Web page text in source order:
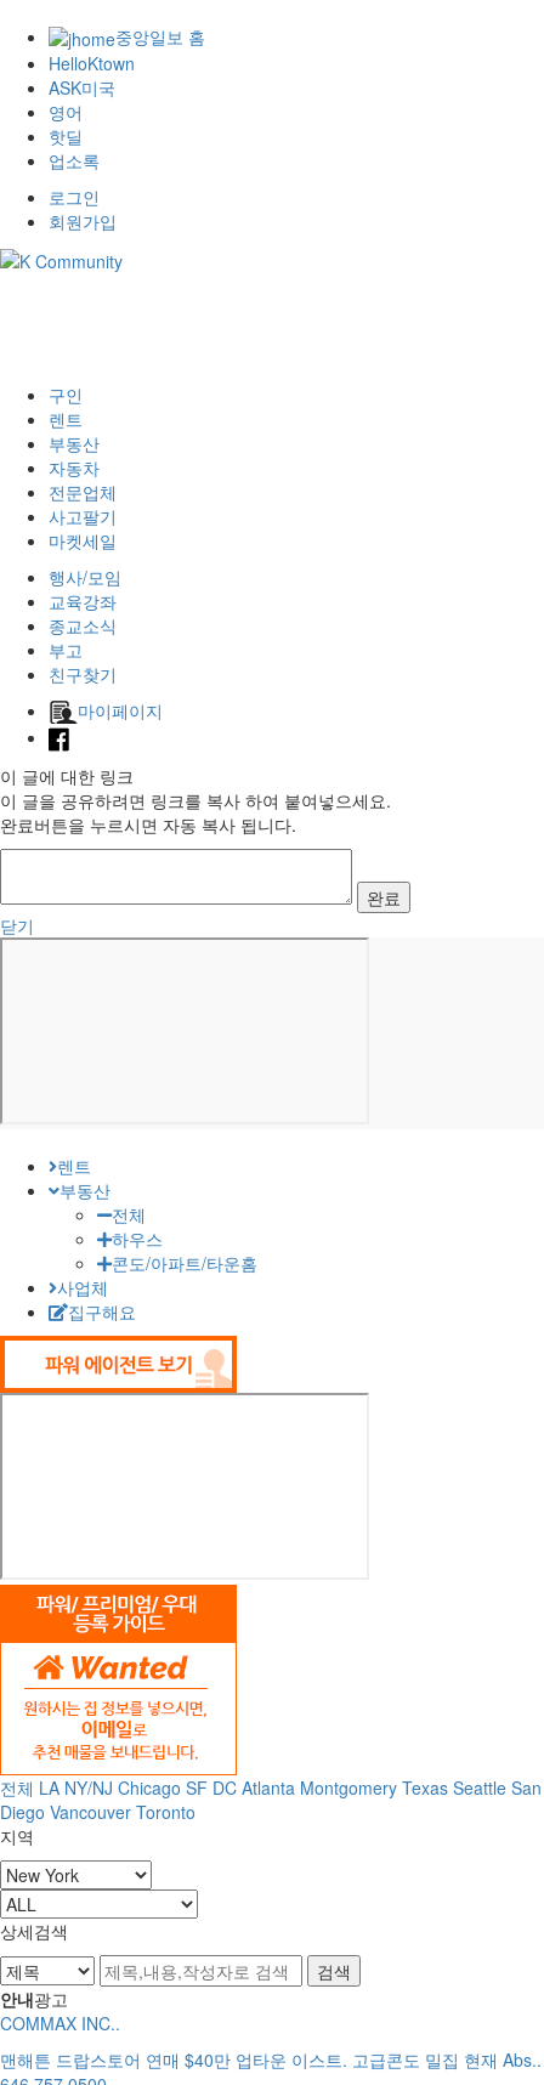
중앙일보 홈
HelloKtown
ASK미국
영어
핫딜
업소록
로그인
회원가입
구인
렌트
부동산
자동차
전문업체
사고팔기
마켓세일
행사/모임
교육강좌
종교소식
부고
친구찾기
마이페이지
이 글에 대한 링크
이 글을 공유하려면 링크를 복사 하여 붙여넣으세요.
완료버튼을 누르시면 자동 복사 됩니다.
완료
닫기
렌트
부동산
전체
하우스
콘도/아파트/타운홈
사업체
집구해요
전체 LA NY/NJ Chicago SF DC Atlanta Montgomery Texas Seattle San
Diego Vancouver Toronto
지역
상세검색
안내광고
COMMAX INC..
맨해튼 드랍스토어 연매 $40만 업타운 이스트. 고급콘도 밀집 현재 Abs..